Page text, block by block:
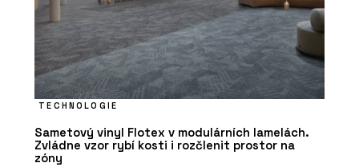
TECHNOLOGIE
Sametový vinyl Flotex v modulárních lamelách.
Zvládne vzor rybí kosti i rozčlenit prostor na
zóny